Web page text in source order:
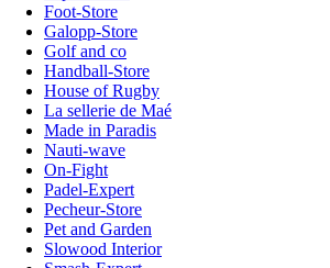
Foot-Store
Galopp-Store
Golf and co
Handball-Store
House of Rugby
La sellerie de Maé
Made in Paradis
Nauti-wave
On-Fight
Padel-Expert
Pecheur-Store
Pet and Garden
Slowood Interior